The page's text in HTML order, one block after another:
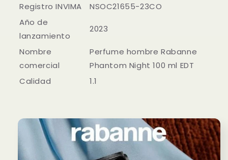
Registro INVIMA
NSOC21655-23CO
Año de
lanzamiento
2023
Nombre
comercial
Perfume hombre Rabanne
Phantom Night 100 ml EDT
Calidad
1.1